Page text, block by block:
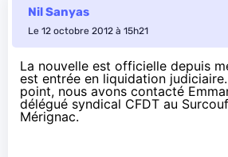
Nil Sanyas
Le 12 octobre 2012 à 15h21
La nouvelle est officielle depuis
est entrée en liquidation
point, nous avons contacté
délégué syndical CFDT au
Mérignac.